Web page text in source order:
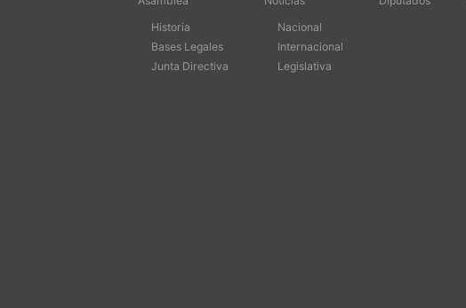
Historia
Bases Legales
Junta Directiva
Nacional
Internacional
Legislativa